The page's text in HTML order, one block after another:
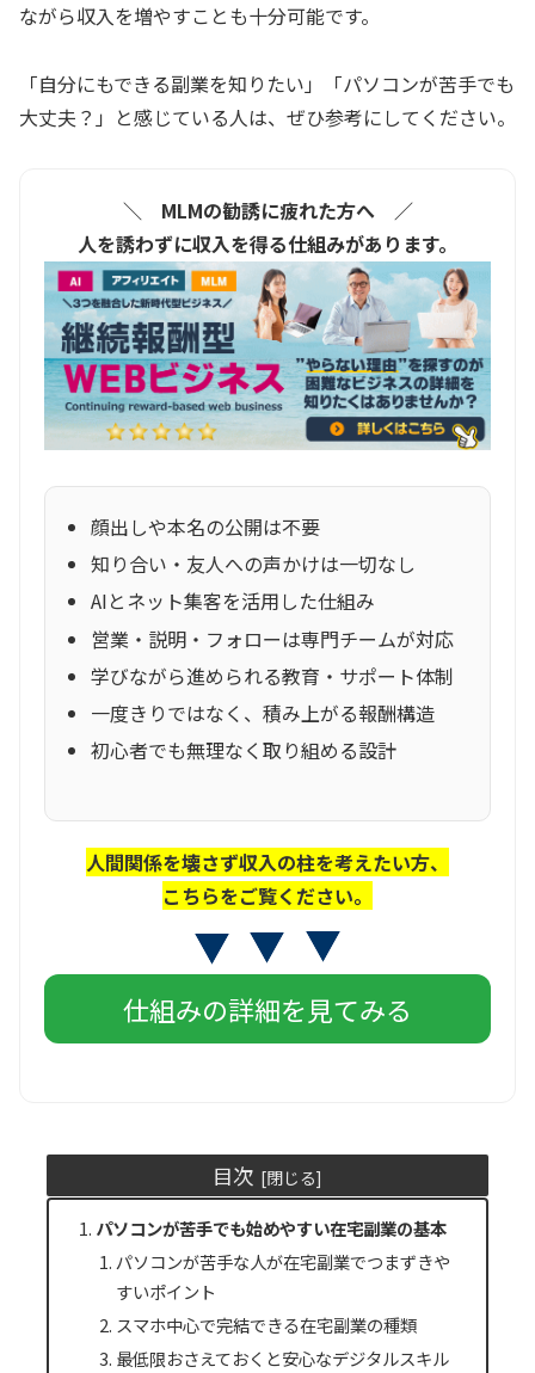
ながら収入を増やすことも十分可能です。
「自分にもできる副業を知りたい」「パソコンが苦手でも
大丈夫？」と感じている人は、ぜひ参考にしてください。
＼ MLMの勧誘に疲れた方へ ／
人を誘わずに収入を得る仕組みがあります。
顔出しや本名の公開は不要
知り合い・友人への声かけは一切なし
AIとネット集客を活用した仕組み
営業・説明・フォローは専門チームが対応
学びながら進められる教育・サポート体制
一度きりではなく、積み上がる報酬構造
初心者でも無理なく取り組める設計
人間関係を壊さず収入の柱を考えたい方、
こちらをご覧ください。
仕組みの詳細を見てみる
目次
パソコンが苦手でも始めやすい在宅副業の基本
パソコンが苦手な人が在宅副業でつまずきや
すいポイント
スマホ中心で完結できる在宅副業の種類
最低限おさえておくと安心なデジタルスキル